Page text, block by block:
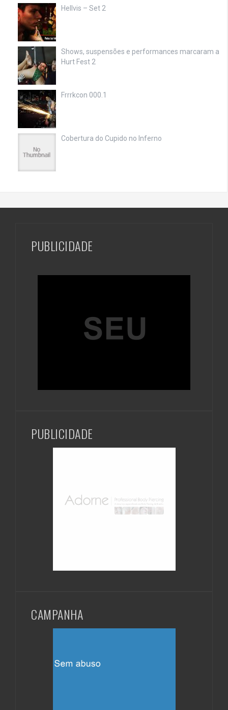
Hellvis – Set 2
Shows, suspensões e performances marcaram a
Hurt Fest 2
Frrrkcon 000.1
Cobertura do Cupido no Inferno
PUBLICIDADE
PUBLICIDADE
CAMPANHA